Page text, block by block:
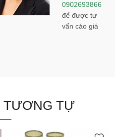
0902693866
để được tư
vấn cáo giá
TƯƠNG TỰ